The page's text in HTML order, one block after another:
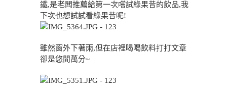
鐵,是老闆推薦給第一次嚐試綠果昔的飲品,我
下次也想試試看綠果昔呢!
雖然窗外下著雨,但在店裡喝喝飲料打打文章
卻是悠閒萬分~